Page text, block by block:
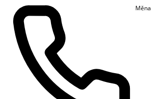
Měna